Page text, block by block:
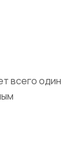
всего один